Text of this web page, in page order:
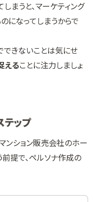
まうと、マーケティング
になってしまうからで
できないことは気にせ
えることに注力しましょ
テップ
ンション販売会社のホー
提で、ペルソナ作成の